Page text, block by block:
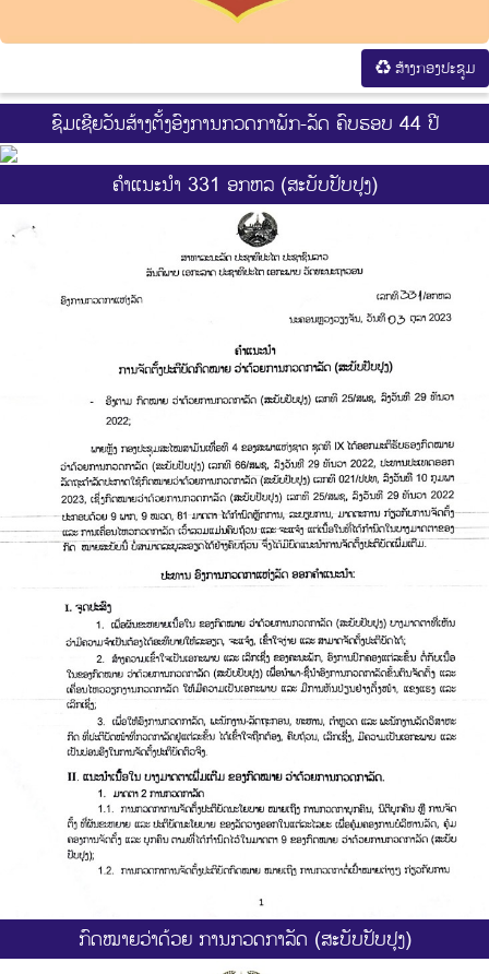
ສ້າງກອງປະຊູມ
ຊົມເຊີຍວັນສ້າງຕັ້ງອົງການກວດກາພັກ-ລັດ ຄົບຮອບ 44 ປີ
ຄຳແນະນຳ 331 ອກຫລ (ສະບັບປັບປຸງ)
ກົດໝາຍວ່າດ້ວຍ ການກວດກາລັດ (ສະບັບປັບປຸງ)